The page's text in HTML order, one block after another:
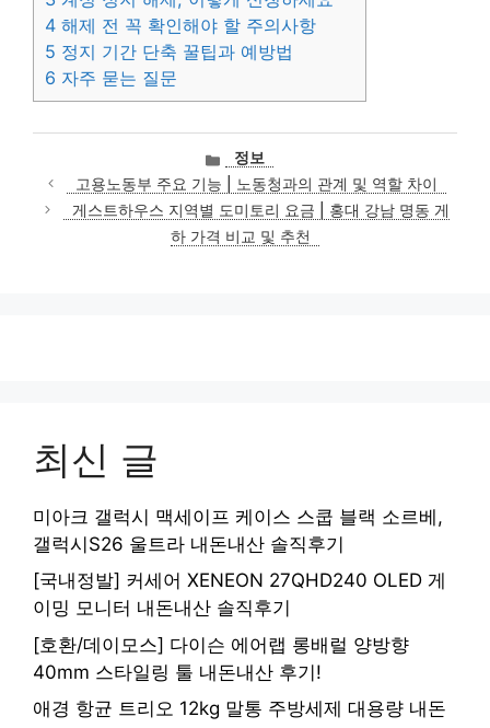
4 해제 전 꼭 확인해야 할 주의사항
5 정지 기간 단축 꿀팁과 예방법
6 자주 묻는 질문
카
테
고
리
정보
고용노동부 주요 기능 | 노동청과의 관계 및 역할 차이
게스트하우스 지역별 도미토리 요금 | 홍대 강남 명동 게
하 가격 비교 및 추천
최신 글
미아크 갤럭시 맥세이프 케이스 스쿱 블랙 소르베,
갤럭시S26 울트라 내돈내산 솔직후기
[국내정발] 커세어 XENEON 27QHD240 OLED 게
이밍 모니터 내돈내산 솔직후기
[호환/데이모스] 다이슨 에어랩 롱배럴 양방향
40mm 스타일링 툴 내돈내산 후기!
애경 항균 트리오 12kg 말통 주방세제 대용량 내돈